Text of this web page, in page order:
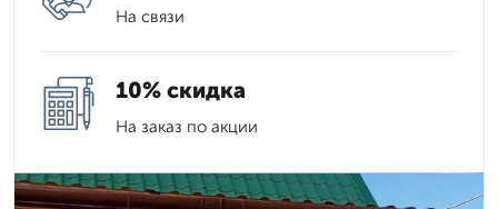
На связи
10% скидка
На заказ по акции